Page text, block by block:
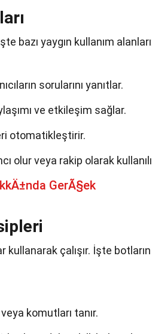
bazı yaygın kullanım
sorularını yanıtlar.
ve etkileşim sağlar.
otomatikleştirir.
olur veya rakip olarak
GerÃ§ek
çalışır. İşte botların
komutları tanır.